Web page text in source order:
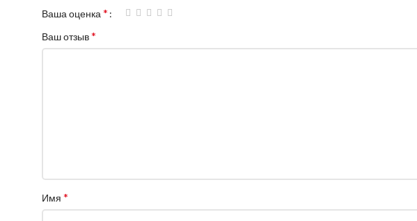
Ваша оценка *
Ваш отзыв*
Имя *